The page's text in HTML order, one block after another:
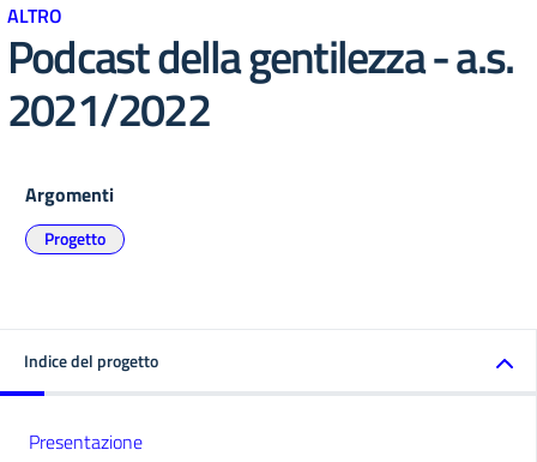
ALTRO
Podcast della gentilezza - a.s.
2021/2022
Argomenti
Progetto
Indice del progetto
Presentazione